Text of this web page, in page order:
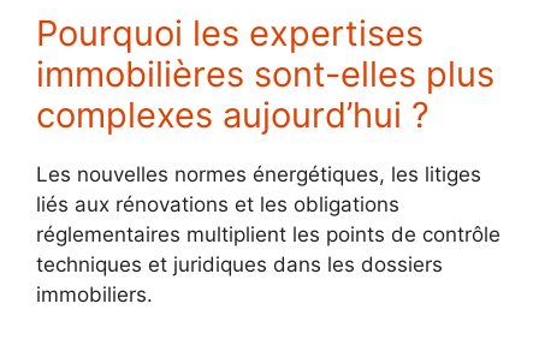
Pourquoi les expertises
immobilières sont-elles plus
complexes aujourd’hui ?
Les nouvelles normes énergétiques, les litiges
liés aux rénovations et les obligations
réglementaires multiplient les points de contrôle
techniques et juridiques dans les dossiers
immobiliers.